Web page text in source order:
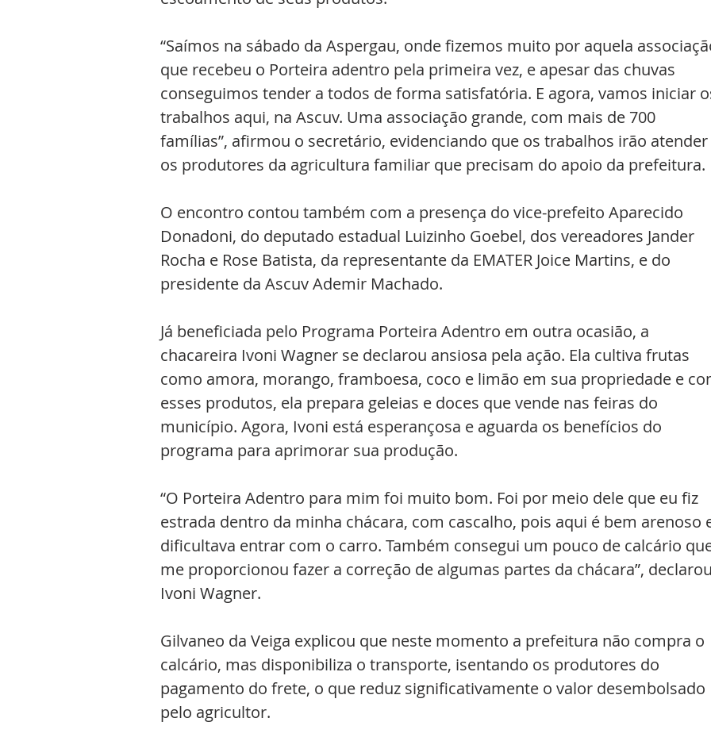
“Saímos na sábado da Aspergau, onde fizemos muito por aquela
que recebeu o Porteira adentro pela primeira vez, e apesar das chuvas
conseguimos tender a todos de forma satisfatória. E agora, vamos iniciar
trabalhos aqui, na Ascuv. Uma associação grande, com mais de 700
famílias”, afirmou o secretário, evidenciando que os trabalhos irão atender
os produtores da agricultura familiar que precisam do apoio da prefeitura.
O encontro contou também com a presença do vice-prefeito Aparecido
Donadoni, do deputado estadual Luizinho Goebel, dos vereadores Jander
Rocha e Rose Batista, da representante da EMATER Joice Martins, e do
presidente da Ascuv Ademir Machado.
Já beneficiada pelo Programa Porteira Adentro em outra ocasião, a
chacareira Ivoni Wagner se declarou ansiosa pela ação. Ela cultiva frutas
como amora, morango, framboesa, coco e limão em sua propriedade e
esses produtos, ela prepara geleias e doces que vende nas feiras do
município. Agora, Ivoni está esperançosa e aguarda os benefícios do
programa para aprimorar sua produção.
“O Porteira Adentro para mim foi muito bom. Foi por meio dele que eu fiz
estrada dentro da minha chácara, com cascalho, pois aqui é bem arenoso
dificultava entrar com o carro. Também consegui um pouco de calcário
me proporcionou fazer a correção de algumas partes da chácara”,
Ivoni Wagner.
Gilvaneo da Veiga explicou que neste momento a prefeitura não compra o
calcário, mas disponibiliza o transporte, isentando os produtores do
pagamento do frete, o que reduz significativamente o valor desembolsado
pelo agricultor.